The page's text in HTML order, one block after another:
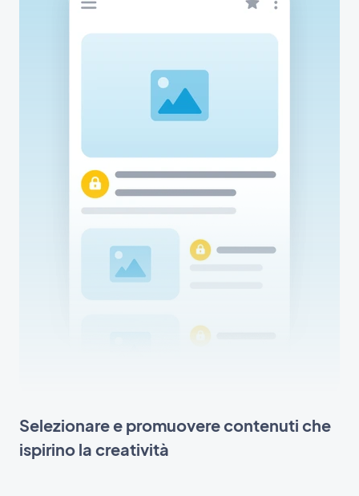
Selezionare e promuovere contenuti che
ispirino la creatività